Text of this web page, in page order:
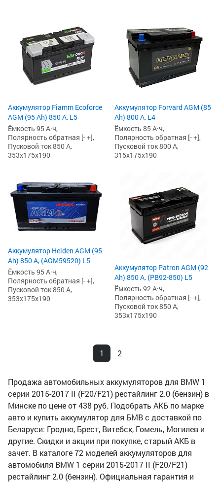
Аккумулятор Fiamm Ecoforce
AGM (95 Ah) 850 A, L5
Ёмкость 95 А·ч,
Полярность обратная [- +],
Пусковой ток 850 А,
353x175x190
Аккумулятор Forvard AGM (85
Ah) 800 А, L4
Ёмкость 85 А·ч,
Полярность обратная [- +],
Пусковой ток 800 А,
315x175x190
Аккумулятор Helden AGM (95
Ah) 850 А, (AGM59520) L5
Ёмкость 95 А·ч,
Полярность обратная [- +],
Пусковой ток 850 А,
353x175x190
Аккумулятор Patron AGM (92
Ah) 850 А, (PB92-850) L5
Ёмкость 92 А·ч,
Полярность обратная [- +],
Пусковой ток 850 А,
353x175x190
1 2
Продажа автомобильных аккумуляторов для BMW 1
серии 2015-2017 II (F20/F21) рестайлинг 2.0 (бензин) в
Минске по цене от 438 руб. Подобрать АКБ по марке
авто и купить аккумулятор для БМВ с доставкой по
Беларуси: Гродно, Брест, Витебск, Гомель, Могилев и
другие. Скидки и акции при покупке, старый АКБ в
зачет. В каталоге 72 моделей аккумуляторов для
автомобиля BMW 1 серии 2015-2017 II (F20/F21)
рестайлинг 2.0 (бензин). Официальная гарантия и